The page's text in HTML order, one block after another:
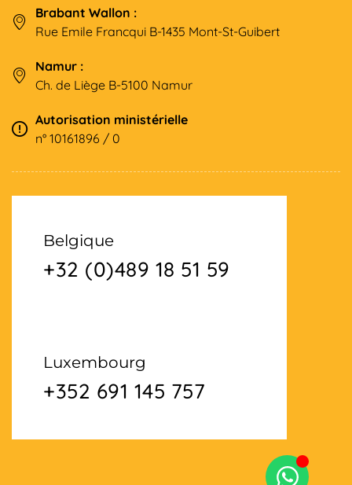
Brabant Wallon :
Rue Emile Francqui B-1435 Mont-St-Guibert
Namur :
Ch. de Liège B-5100 Namur
Autorisation ministérielle
n° 10161896 / 0
Belgique
+32 (0)489 18 51 59
Luxembourg
+352 691 145 757